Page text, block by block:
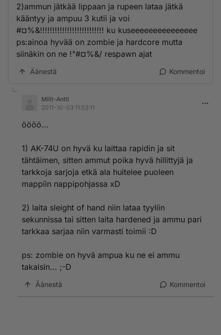
2)ammun jätkää lippaan ja rupeen lataa jätkä
kääntyy ja ampuu 3 kutii ja voi
#¤%&!!!!!!!!!!!!!!!!!!!!!!!!!! ku kuseeeeeeeeeeeeeee
ps:ainoa hyvää on zombie ja hardcore mutta
siinäkin on ne !"#¤%&/ respawn ajat
Äänestä Kommentoi
Milit-Antti
2011-10-03 11:53:11
öööö...
1) AK-74U on hyvä ku laittaa rapidin ja sit
tähtäimen, sitten ammut poika hyvä hillittyjä ja
tarkkoja sarjoja etkä ala huitelee puoleen
mappiin nappipohjassa xD
2) laita sleight of hand niin lataa tyyliin
sekunnissa tai sitten laita hardened ja ammu pari
tarkkaa sarjaa niin varmasti toimii :D
ps: zombie on hyvä ampua ku ne ei ammu
takaisin... ;-D
Äänestä Kommentoi